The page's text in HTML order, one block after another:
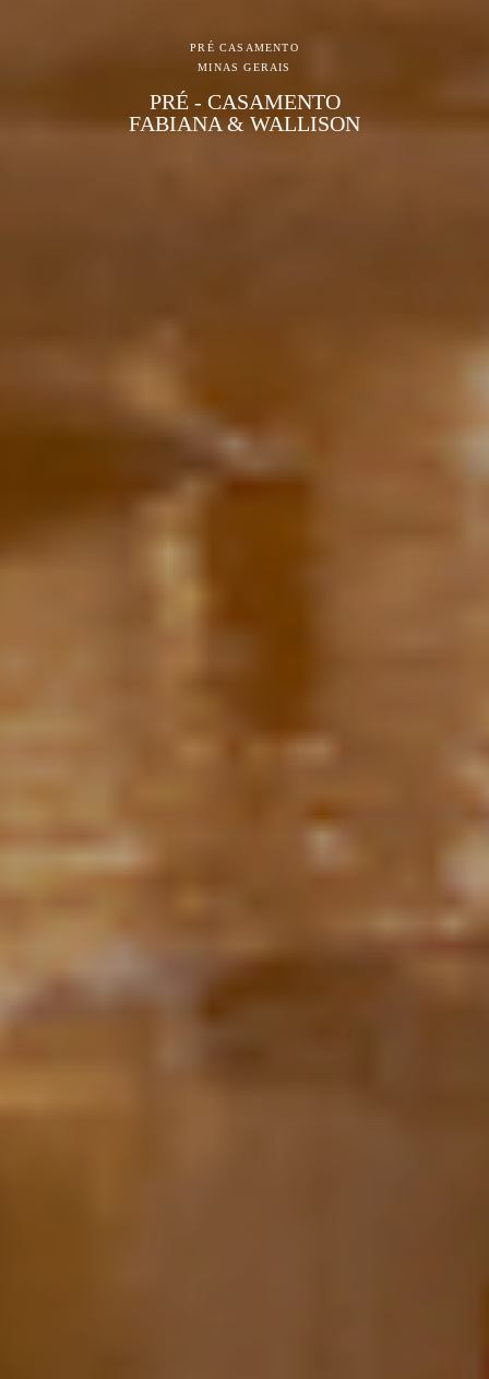
PRÉ CASAMENTO
MINAS GERAIS
PRÉ - CASAMENTO
FABIANA & WALLISON